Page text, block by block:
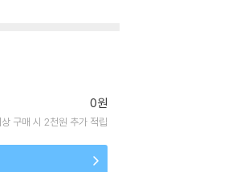
0원
구매 시 2천원 추가 적립